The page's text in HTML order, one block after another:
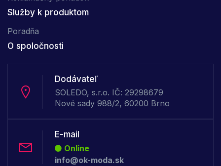
Služby k produktom
Poradňa
O spoločnosti
Dodávateľ
SOLEDO, s.r.o. IČ: 29298679
Nové sady 988/2, 60200 Brno
E-mail
Online
info@ok-moda.sk